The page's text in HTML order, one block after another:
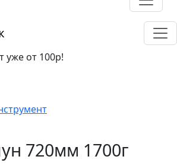
уже от 100р!
720мм 1700г